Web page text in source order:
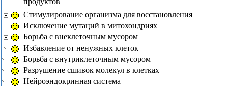
Стимулирование организма для восстановления
Исключение мутаций в митохондриях
Борьба с внеклеточным мусором
Избавление от ненужных клеток
Борьба с внутриклеточным мусором
Разрушение сшивок молекул в клетках
Нейроэндокринная система